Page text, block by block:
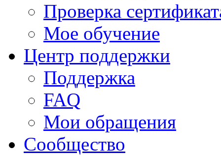
Проверка
Мое обучение
Центр поддержки
Поддержка
FAQ
Мои обращения
Сообщество